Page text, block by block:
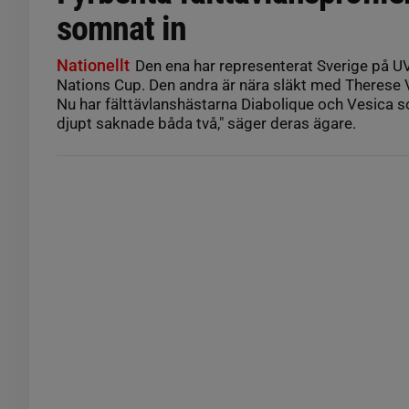
somnat in
Nationellt Den ena har representerat Sverige på
Nations Cup. Den andra är nära släkt med Therese
Nu har fälttävlanshästarna Diabolique och Vesica
djupt saknade båda två," säger deras ägare.